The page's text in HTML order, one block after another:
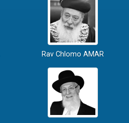
Rav Chlomo AMAR